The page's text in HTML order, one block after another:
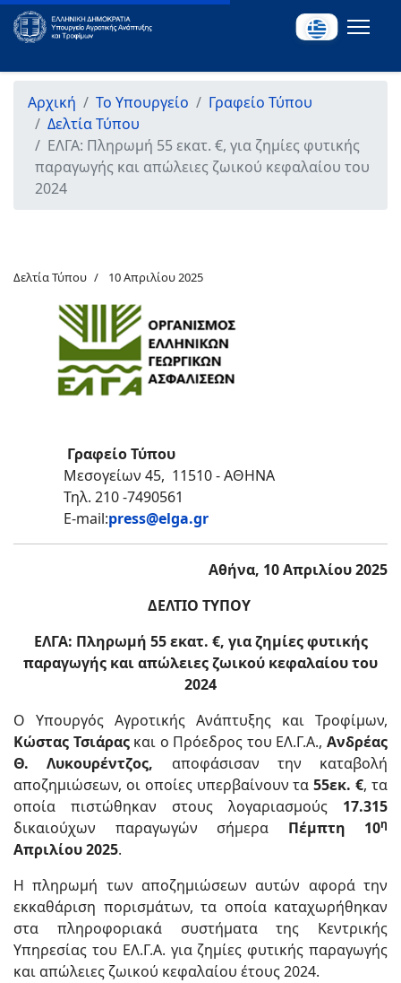
Αρχική Το Υπουργείο
Γραφείο Τύπου
Δελτία Τύπου
ΕΛΓΑ: Πληρωμή 55 εκατ. €, για ζημίες φυτικής
παραγωγής και απώλειες ζωικού κεφαλαίου του
2024
Δελτία Τύπου 10 Απριλίου 2025
Γραφείο Τύπου
Μεσογείων 45, 11510 - ΑΘΗΝΑ
Τηλ. 210 -7490561
Ε-mail:press@elga.gr
Αθήνα, 10 Απριλίου 2025
ΔΕΛΤΙΟ ΤΥΠΟΥ
ΕΛΓΑ: Πληρωμή 55 εκατ. €, για ζημίες φυτικής
παραγωγής και απώλειες ζωικού κεφαλαίου του
2024
Ο Υπουργός Αγροτικής Ανάπτυξης και Τροφίμων,
Κώστας Τσιάραςκαι ο Πρόεδρος του ΕΛ.Γ.Α., Ανδρέας
Θ. Λυκουρέντζος, αποφάσισαν την καταβολή
αποζημιώσεων, οι οποίες υπερβαίνουν τα55εκ. €, τα
οποία πιστώθηκαν στους λογαριασμούς 17.315
δικαιούχων παραγωγών σήμερα Πέμπτη 10η
Απριλίου 2025.
Η πληρωμή των αποζημιώσεων αυτών αφορά την
εκκαθάριση πορισμάτων, τα οποία καταχωρήθηκαν
στα πληροφοριακά συστήματα της Κεντρικής
Υπηρεσίας του ΕΛ.Γ.Α. για ζημίες φυτικής παραγωγής
και απώλειες ζωικού κεφαλαίου έτους 2024.